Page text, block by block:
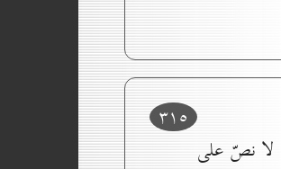
۳۱٥
لا نصّ على